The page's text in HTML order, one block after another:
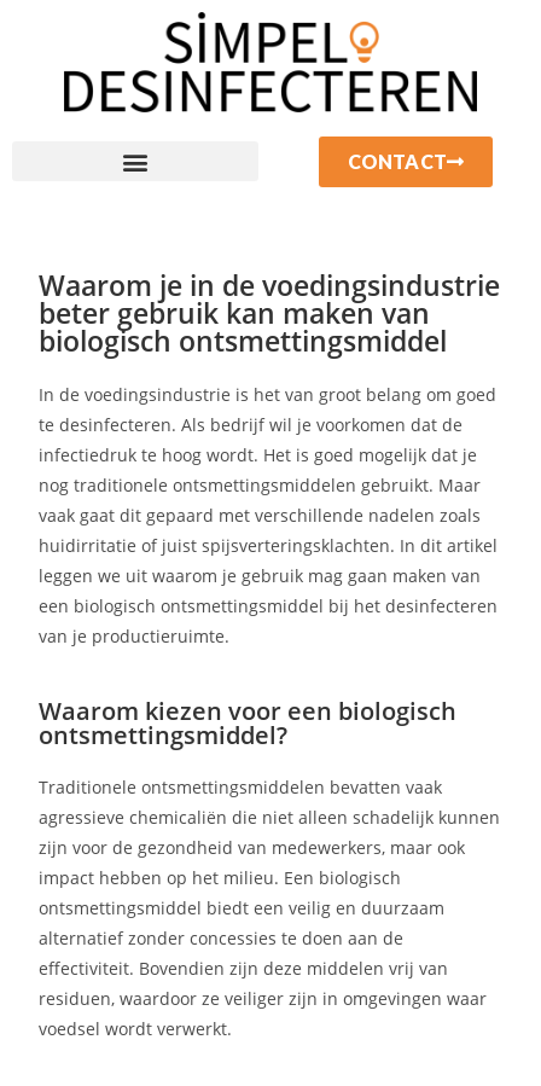
CONTACT
Waarom je in de voedingsindustrie
beter gebruik kan maken van
biologisch ontsmettingsmiddel
In de voedingsindustrie is het van groot belang om goed
te desinfecteren. Als bedrijf wil je voorkomen dat de
infectiedruk te hoog wordt. Het is goed mogelijk dat je
nog traditionele ontsmettingsmiddelen gebruikt. Maar
vaak gaat dit gepaard met verschillende nadelen zoals
huidirritatie of juist spijsverteringsklachten. In dit artikel
leggen we uit waarom je gebruik mag gaan maken van
een biologisch ontsmettingsmiddel bij het desinfecteren
van je productieruimte.
Waarom kiezen voor een biologisch
ontsmettingsmiddel?
Traditionele ontsmettingsmiddelen bevatten vaak
agressieve chemicaliën die niet alleen schadelijk kunnen
zijn voor de gezondheid van medewerkers, maar ook
impact hebben op het milieu. Een biologisch
ontsmettingsmiddel biedt een veilig en duurzaam
alternatief zonder concessies te doen aan de
effectiviteit. Bovendien zijn deze middelen vrij van
residuen, waardoor ze veiliger zijn in omgevingen waar
voedsel wordt verwerkt.